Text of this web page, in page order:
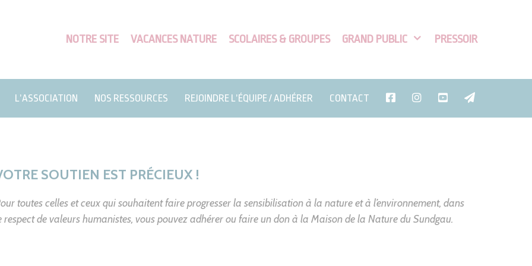
NOTRE SITE VACANCES NATURE SCOLAIRES & GROUPES GRAND PUBLIC PRESSOIR
L’ASSOCIATION NOS RESSOURCES REJOINDRE L’ÉQUIPE / ADHÉRER CONTACT
SOUTIEN EST PRÉCIEUX !
toutes celles et ceux qui souhaitent faire progresser la sensibilisation à la nature et à l’environnement, dans
respect de valeurs humanistes, vous pouvez adhérer ou faire un don à la Maison de la Nature du Sundgau.